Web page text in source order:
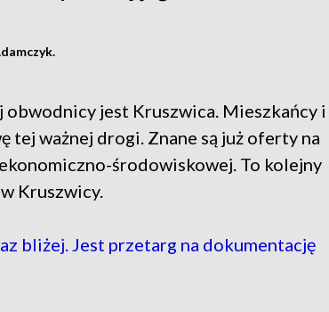
obwodnicy jest Kruszwica. Mieszkańcy i
tej ważnej drogi. Znane są już oferty na
środowiskowej. To kolejny
Kruszwicy.
bliżej. Jest przetarg na dokumentację